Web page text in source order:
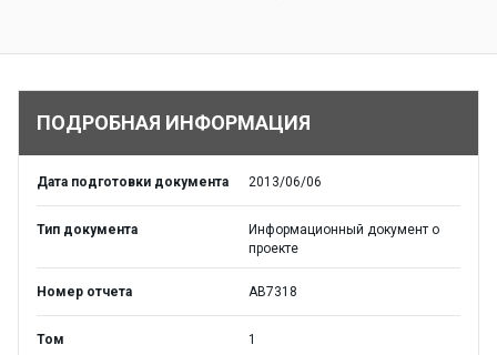
ПОДРОБНАЯ ИНФОРМАЦИЯ
Дата подготовки документа 2013/06/06
Тип документа
Информационный документ о
проекте
Номер отчета AB7318
Том 1